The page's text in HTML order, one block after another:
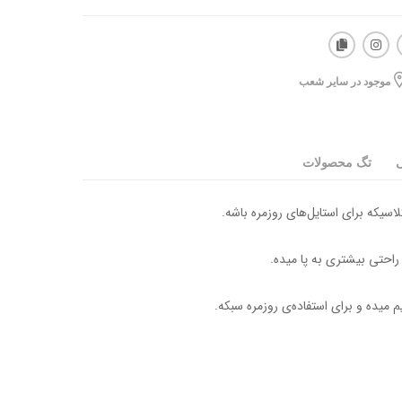
موجود در سایر شعب
تگ محصولات
برای استایل‌های روزمره باشه.
بیشتری به پا میده.